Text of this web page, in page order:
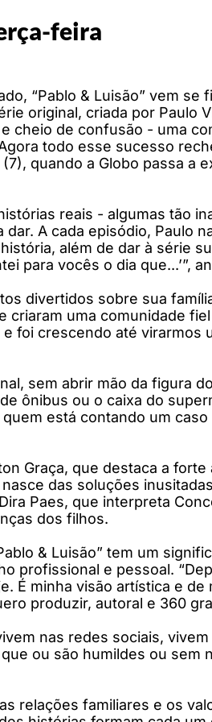
feira
“Pablo & Luisão” vem se
original, criada por Paulo
cheio de confusão - uma
todo esse sucesso
quando a Globo passa a
reais - algumas tão
A cada episódio, Paulo
além de dar à série
para vocês o dia que...’”,
divertidos sobre sua
criaram uma comunidade
foi crescendo até virarmos
sem abrir mão da figura
ônibus ou o caixa do
está contando um
Graça, que destaca a
das soluções
Paes, que interpreta
dos filhos.
& Luisão” tem um
profissional e pessoal.
É minha visão artística e
produzir, autoral e 360
nas redes sociais,
ou são humildes ou sem
relações familiares e os